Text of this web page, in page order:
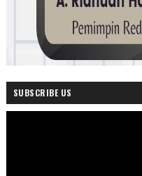
SUBSCRIBE US